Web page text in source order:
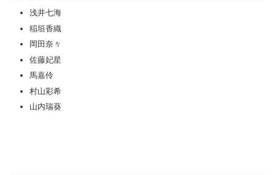
浅井七海
稲垣香織
岡田奈々
佐藤妃星
馬嘉伶
村山彩希
山内瑞葵